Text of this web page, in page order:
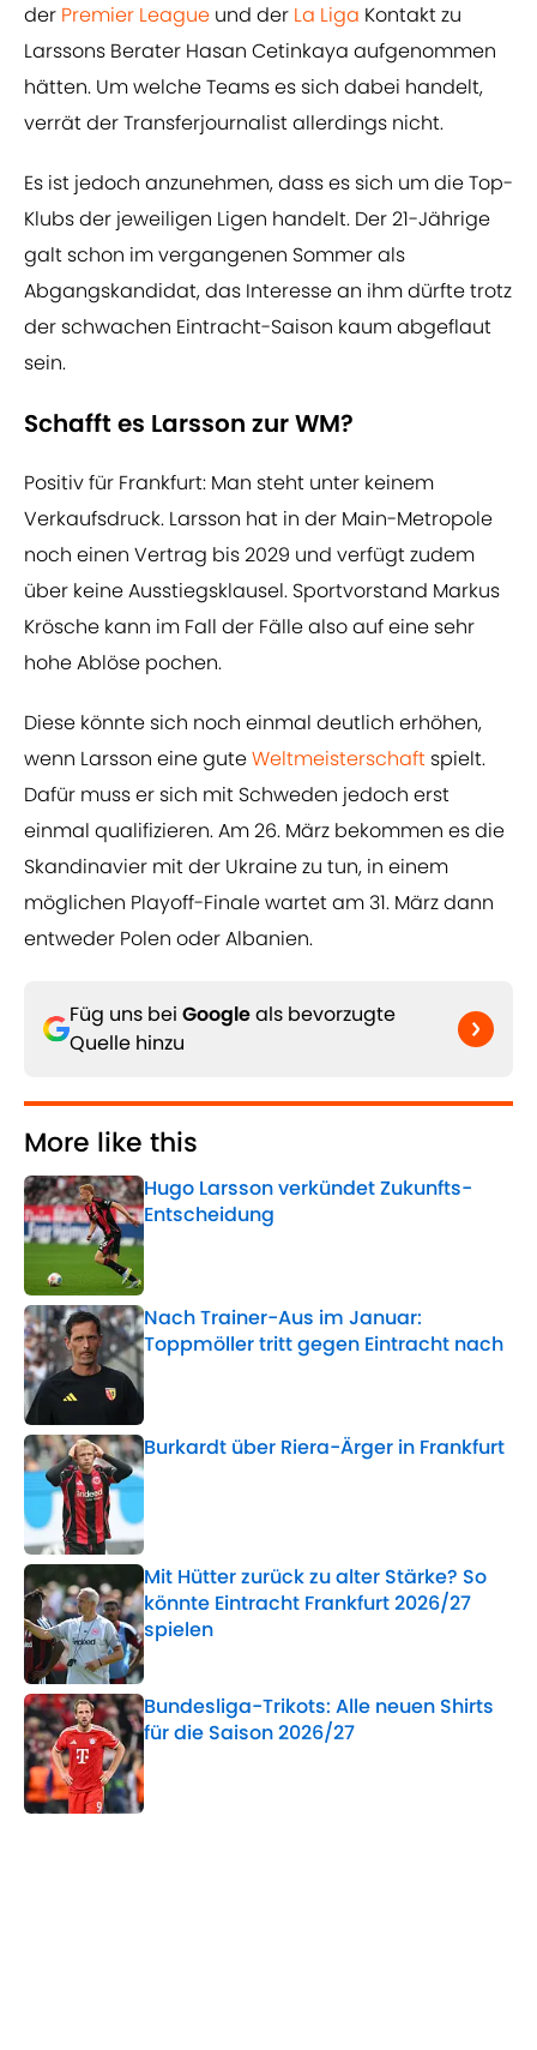
der Premier League und der La Liga Kontakt zu
Larssons Berater Hasan Cetinkaya aufgenommen
hätten. Um welche Teams es sich dabei handelt,
verrät der Transferjournalist allerdings nicht.
Es ist jedoch anzunehmen, dass es sich um die Top-
Klubs der jeweiligen Ligen handelt. Der 21-Jährige
galt schon im vergangenen Sommer als
Abgangskandidat, das Interesse an ihm dürfte trotz
der schwachen Eintracht-Saison kaum abgeflaut
sein.
Schafft es Larsson zur WM?
Positiv für Frankfurt: Man steht unter keinem
Verkaufsdruck. Larsson hat in der Main-Metropole
noch einen Vertrag bis 2029 und verfügt zudem
über keine Ausstiegsklausel. Sportvorstand Markus
Krösche kann im Fall der Fälle also auf eine sehr
hohe Ablöse pochen.
Diese könnte sich noch einmal deutlich erhöhen,
wenn Larsson eine guteWeltmeisterschaft spielt.
Dafür muss er sich mit Schweden jedoch erst
einmal qualifizieren. Am 26. März bekommen es die
Skandinavier mit der Ukraine zu tun, in einem
möglichen Playoff-Finale wartet am 31. März dann
entweder Polen oder Albanien.
Füg uns bei Googleals bevorzugte
Quelle hinzu
More like this
Hugo Larsson verkündet Zukunfts-
Entscheidung
Published by on Invalid Date
Nach Trainer-Aus im Januar:
Toppmöller tritt gegen Eintracht nach
Published by on Invalid Date
Burkardt über Riera-Ärger in Frankfurt
Published by on Invalid Date
Mit Hütter zurück zu alter Stärke? So
könnte Eintracht Frankfurt 2026/27
spielen
Published by on Invalid Date
Bundesliga-Trikots: Alle neuen Shirts
für die Saison 2026/27
Published by on Invalid Date